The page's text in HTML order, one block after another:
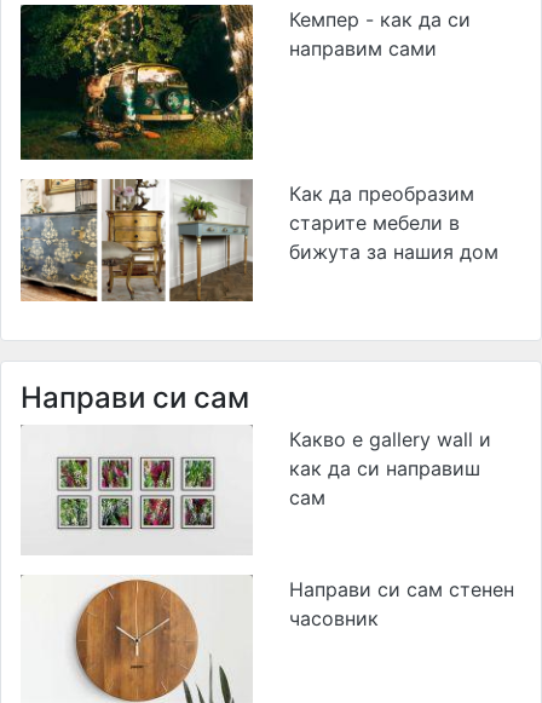
Кемпер - как да си
направим сами
Как да преобразим
старите мебели в
бижута за нашия дом
Направи си сам
Какво е gallery wall и
как да си направиш
сам
Направи си сам стенен
часовник